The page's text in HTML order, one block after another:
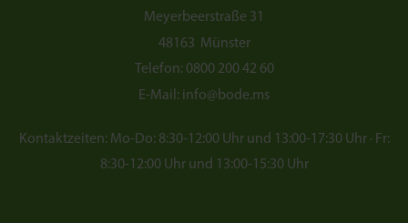
Meyerbeerstraße 31
48163 Münster
Telefon: 0800 200 42 60
E-Mail: info@bode.ms
Kontaktzeiten: Mo-Do: 8:30-12:00 Uhr und 13:00-17:30 Uhr · Fr:
8:30-12:00 Uhr und 13:00-15:30 Uhr